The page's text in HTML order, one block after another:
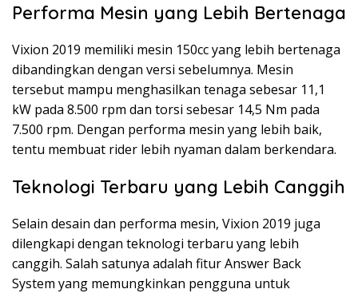
Performa Mesin yang Lebih Bertenaga
Vixion 2019 memiliki mesin 150cc yang lebih bertenaga
dibandingkan dengan versi sebelumnya. Mesin
tersebut mampu menghasilkan tenaga sebesar 11,1
kW pada 8.500 rpm dan torsi sebesar 14,5 Nm pada
7.500 rpm. Dengan performa mesin yang lebih baik,
tentu membuat rider lebih nyaman dalam berkendara.
Teknologi Terbaru yang Lebih Canggih
Selain desain dan performa mesin, Vixion 2019 juga
dilengkapi dengan teknologi terbaru yang lebih
canggih. Salah satunya adalah fitur Answer Back
System yang memungkinkan pengguna untuk